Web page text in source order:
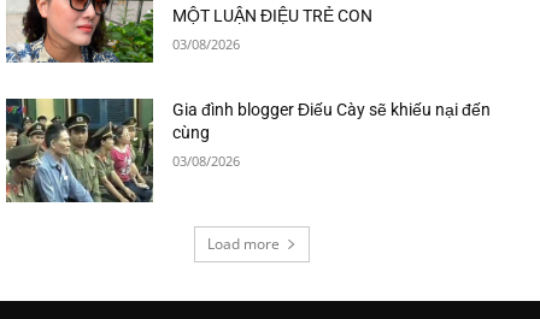
MỘT LUẬN ĐIỆU TRẺ CON
03/08/2026
Gia đình blogger Điếu Cày sẽ khiếu nại đến
cùng
03/08/2026
Load more